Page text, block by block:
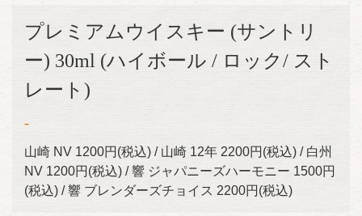
プレミアムウイスキー (サントリ
ー) 30ml (ハイボール / ロック/ スト
レート)
-
山崎 NV 1200円(税込) / 山崎 12年 2200円(税込) / 白州
NV 1200円(税込) / 響 ジャパニーズハーモニー 1500円
(税込) / 響 ブレンダーズチョイス 2200円(税込)